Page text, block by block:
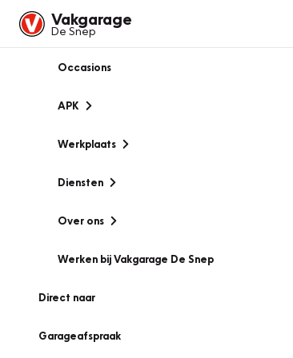
Vakgarage
De Snep
Occasions
APK
Werkplaats
Diensten
Over ons
Werken bij Vakgarage De Snep
Direct naar
Garageafspraak